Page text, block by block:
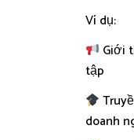
Ví dụ:
Giới
tập
doanh